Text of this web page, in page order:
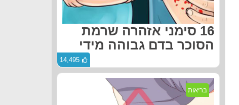
16 סימני אזהרה שרמת
הסוכר בדם גבוהה מידי
14,495
בריאות